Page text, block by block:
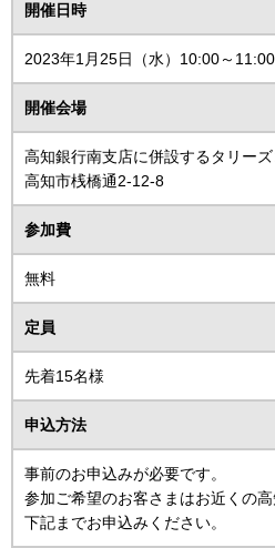
開催日時
2023年1月25日（水）10:00～11:00
開催会場
高知銀行南支店に併設するタリー
高知市桟橋通2-12-8
参加費
無料
定員
先着15名様
申込方法
事前のお申込みが必要です。
参加ご希望のお客さまはお近くの
下記までお申込みください。